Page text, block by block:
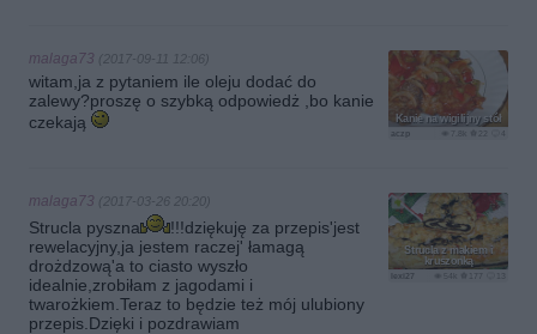
Kanie na wigilijny stół
4
aczp
malaga73 (2017-09-11 12:06)
witam,ja z pytaniem ile oleju dodać do
zalewy?proszę o szybką odpowiedż ,bo kanie
czekają
Strucla z makiem i
kruszonką
54k
lexi27
malaga73 (2017-03-26 20:20)
Strucla pyszna
!!!dziękuję za przepis'jest
rewelacyjny,ja jestem raczej' łamagą
drożdzową'a to ciasto wyszło
idealnie,zrobiłam z jagodami i
twarożkiem.Teraz to będzie też mój ulubiony
przepis.Dzięki i pozdrawiam